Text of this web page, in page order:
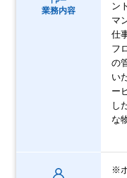
業務内容
ン
マ
仕
フ
の
い
ー
し
な
※